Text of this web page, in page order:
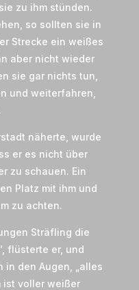
zu ihm stünden.
so sollten sie in
Strecke ein weißes
aber nicht wieder
sie gar nichts tun,
und weiterfahren,
näherte, wurde
er es nicht über
zu schauen. Ein
Platz mit ihm und
zu achten.
Sträfling die
flüsterte er, und
in den Augen, „alles
ist voller weißer